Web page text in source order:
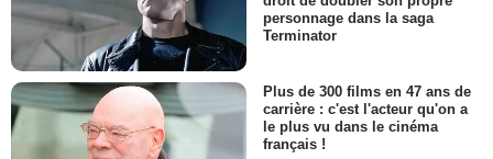
personnage dans la saga
Terminator
Plus de 300 films en 47 ans de
carrière : c'est l'acteur qu'on a
le plus vu dans le cinéma
français !